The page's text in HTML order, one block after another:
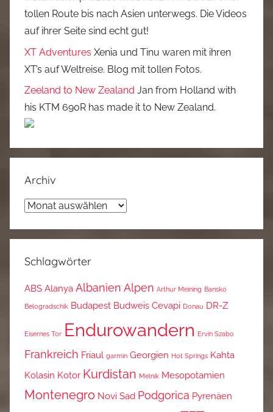
tollen Route bis nach Asien unterwegs. Die Videos
auf ihrer Seite sind echt gut!
XT Adventures Xenia und Tinu waren mit ihren
XT’s auf Weltreise. Blog mit tollen Fotos.
Zeeland to New Zealand Jan from Holland with
his KTM 690R has made it to New Zealand.
Archiv
Archiv
Schlagwörter
ABS Alanya Albanien Alpen Arthur Meining Bansko
Belogradschik Budapest Budweis Cevapi Donau DR-Z
Eisernes Tor Endurowandern Ervin Szabo
Frankreich Friaul garmin Georgien Hot Springs Kahta
Kolasin Kotor Kurdistan Melnik Mesopotamien
Montenegro Novi Sad Podgorica Pyrenäen